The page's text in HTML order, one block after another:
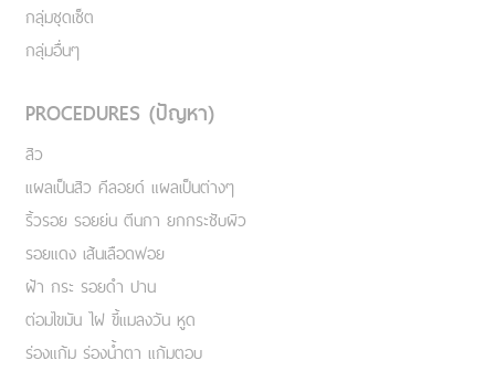
กลุ่มชุดเซ็ต
กลุ่มอื่นๆ
PROCEDURES (ปัญหา)
สิว
แผลเป็นสิว คีลอยด์ แผลเป็นต่างๆ
ริ้วรอย รอยย่น ตีนกา ยกกระชับผิว
รอยแดง เส้นเลือดฟอย
ฝ้า กระ รอยดำ ปาน
ต่อมไขมัน ไฝ ขี้แมลงวัน หูด
ร่องแก้ม ร่องน้ำตา แก้มตอบ